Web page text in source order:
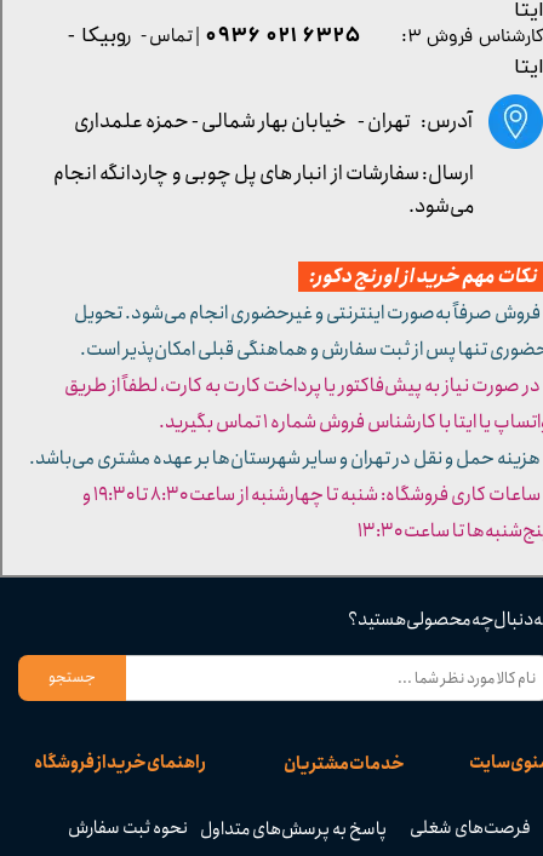
راهنمای خرید از فروشگاه
نحوه ثبت سفارش
خدمات مشتریان
پاسخ به پرسش‌های متداول
سایت
فرصت‌های شغلی
دنبال چه محصولی هستید؟
جستجو
کارشناس فروش ۳: ۶۳۲۵ ۰۲۱ ۰۹۳۶ | تماس - روبیکا -
ایتا
آدرس: تهران - خیابان بهار شمالی - حمزه علمداری
مهم خرید از اورنج دکور:
صرفاً به‌صورت اینترنتی و غیرحضوری انجام می‌شود. تحویل
تنها پس از ثبت سفارش و هماهنگی قبلی امکان‌پذیر است.
صورت نیاز به پیش‌فاکتور یا پرداخت کارت به کارت، لطفاً از طریق
یا ایتا با کارشناس فروش شماره ۱ تماس بگیرید.
حمل و نقل در تهران و سایر شهرستان‌ها بر عهده مشتری می‌باشد.
- ساعات کاری فروشگاه: شنبه تا چهارشنبه از ساعت ۸:۳۰ تا ۱۹:۳۰ و
تا ساعت ۱۳:۳۰​​​​​​​
ایتا
ارسال: سفارشات از انبار های پل چوبی و چاردانگه انجام
می‌شود.